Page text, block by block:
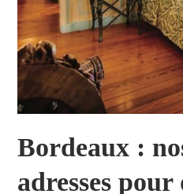
Bordeaux :
adresses